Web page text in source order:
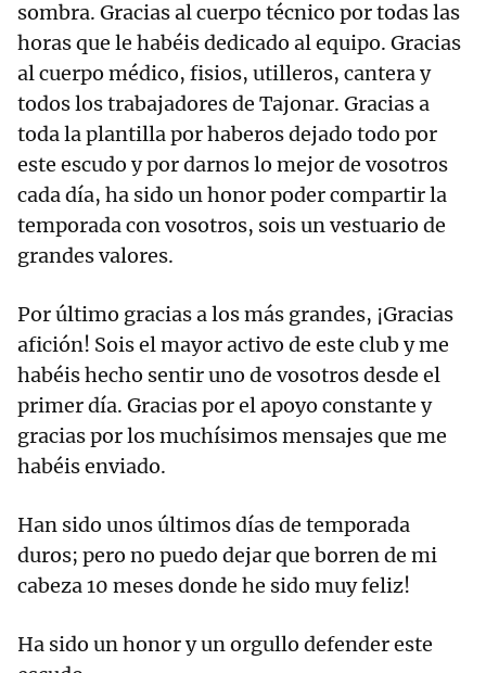
sombra. Gracias al cuerpo técnico por todas las
horas que le habéis dedicado al equipo. Gracias
al cuerpo médico, fisios, utilleros, cantera y
todos los trabajadores de Tajonar. Gracias a
toda la plantilla por haberos dejado todo por
este escudo y por darnos lo mejor de vosotros
cada día, ha sido un honor poder compartir la
temporada con vosotros, sois un vestuario de
grandes valores.
Por último gracias a los más grandes, ¡Gracias
afición! Sois el mayor activo de este club y me
habéis hecho sentir uno de vosotros desde el
primer día. Gracias por el apoyo constante y
gracias por los muchísimos mensajes que me
habéis enviado.
Han sido unos últimos días de temporada
duros; pero no puedo dejar que borren de mi
cabeza 10 meses donde he sido muy feliz!
Ha sido un honor y un orgullo defender este